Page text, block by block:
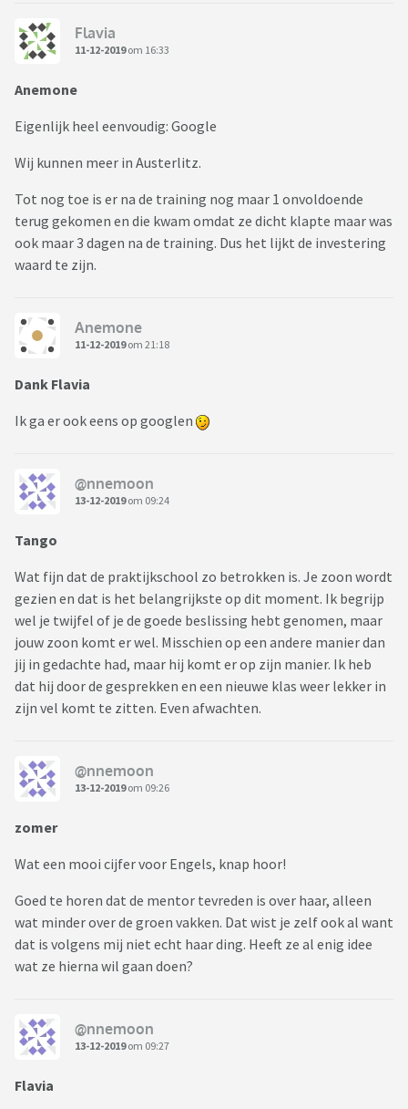
Flavia
11-12-2019om 16:33
Anemone
Eigenlijk heel eenvoudig: Google
Wij kunnen meer in Austerlitz.
Tot nog toe is er na de training nog maar 1 onvoldoende
terug gekomen en die kwam omdat ze dicht klapte maar was
ook maar 3 dagen na de training. Dus het lijkt de investering
waard te zijn.
Anemone
11-12-2019om 21:18
Dank Flavia
Ik ga er ook eens op googlen
@nnemoon
13-12-2019om 09:24
Tango
Wat fijn dat de praktijkschool zo betrokken is. Je zoon wordt
gezien en dat is het belangrijkste op dit moment. Ik begrijp
wel je twijfel of je de goede beslissing hebt genomen, maar
jouw zoon komt er wel. Misschien op een andere manier dan
jij in gedachte had, maar hij komt er op zijn manier. Ik heb
dat hij door de gesprekken en een nieuwe klas weer lekker in
zijn vel komt te zitten. Even afwachten.
@nnemoon
13-12-2019om 09:26
zomer
Wat een mooi cijfer voor Engels, knap hoor!
Goed te horen dat de mentor tevreden is over haar, alleen
wat minder over de groen vakken. Dat wist je zelf ook al want
dat is volgens mij niet echt haar ding. Heeft ze al enig idee
wat ze hierna wil gaan doen?
@nnemoon
13-12-2019om 09:27
Flavia